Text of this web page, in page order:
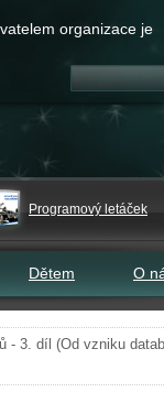
organizace je
Programový letáček
Dětem O
- 3. díl (Od vzniku